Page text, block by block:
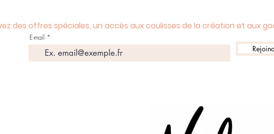
des offres spéciales, un accès aux coulisses de la création et aux
E-mail